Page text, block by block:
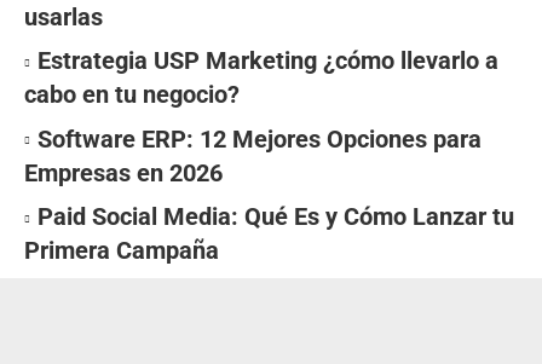
usarlas
Estrategia USP Marketing ¿cómo llevarlo a
cabo en tu negocio?
Software ERP: 12 Mejores Opciones para
Empresas en 2026
Paid Social Media: Qué Es y Cómo Lanzar tu
Primera Campaña